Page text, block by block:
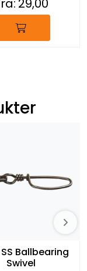
29,00
Ballbearing
Swivel